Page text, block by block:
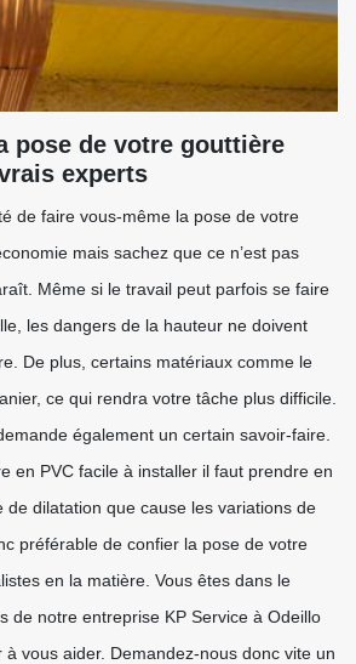
pose de votre gouttière
experts
de faire vous-même la pose de votre
mais sachez que ce n’est pas
Même si le travail peut parfois se faire
les dangers de la hauteur ne doivent
De plus, certains matériaux comme le
ce qui rendra votre tâche plus difficile.
également un certain savoir-faire.
en PVC facile à installer il faut prendre en
de dilatation que cause les variations de
préférable de confier la pose de votre
en la matière. Vous êtes dans le
de notre entreprise KP Service à Odeillo
vous aider. Demandez-nous donc vite un